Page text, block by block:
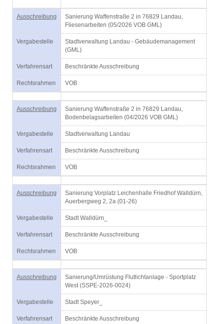
Ausschreibung
Sanierung Waffenstraße 2 in 76829 Landau,
Fliesenarbeiten (05/2026 VOB GML)
Vergabestelle
Stadtverwaltung Landau - Gebäudemanagement
(GML)
Verfahrensart Beschränkte Ausschreibung
Rechtsrahmen VOB
Ausschreibung
Sanierung Waffenstraße 2 in 76829 Landau,
Bodenbelagsarbeiten (04/2026 VOB GML)
Vergabestelle Stadtverwaltung Landau
Verfahrensart Beschränkte Ausschreibung
Rechtsrahmen VOB
Ausschreibung
Sanierung Vorplatz Leichenhalle Friedhof Walldürn,
Auerbergweg 2, 2a (01-26)
Vergabestelle Stadt Walldürn_
Verfahrensart Beschränkte Ausschreibung
Rechtsrahmen VOB
Ausschreibung
Sanierung/Umrüstung Flutlichtanlage - Sportplatz
West (SSPE-2026-0024)
Vergabestelle Stadt Speyer_
Verfahrensart Beschränkte Ausschreibung